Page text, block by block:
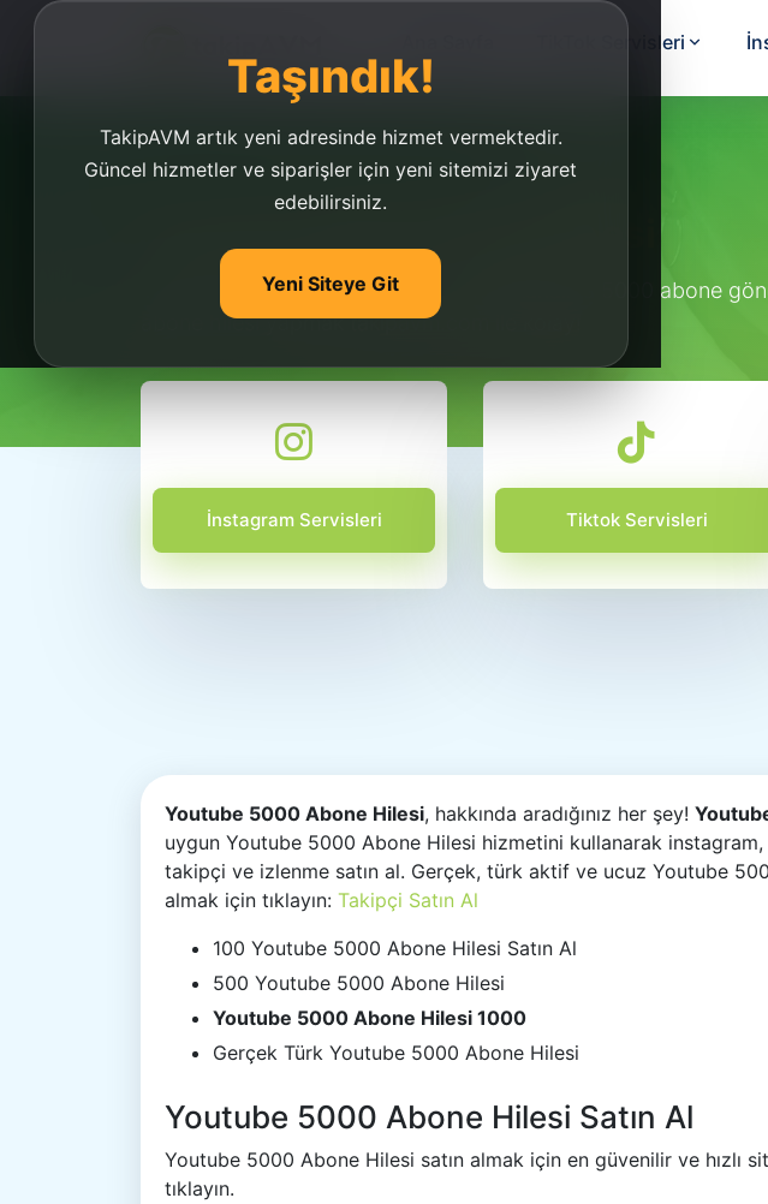
Taşındık!
TakipAVM artık yeni adresinde hizmet vermektedir.
Güncel hizmetler ve siparişler için yeni sitemizi ziyaret
edebilirsiniz.
Yeni Siteye Git
TikTok Servisleri
Youtube 5000 abone hilesi ile hemen kanalına 5000 abone
abone hilesi yapmak takipavm.com ile kolay!
İnstagram Servisleri Tiktok Servisleri
Youtube 5000 Abone Hilesi, hakkında aradığınız her şey!
uygun Youtube 5000 Abone Hilesi hizmetini kullanarak
takipçi ve izlenme satın al. Gerçek, türk aktif ve ucuz Youtube
almak için tıklayın: Takipçi Satın Al
100 Youtube 5000 Abone Hilesi Satın Al
500 Youtube 5000 Abone Hilesi
Youtube 5000 Abone Hilesi 1000
Gerçek Türk Youtube 5000 Abone Hilesi
Youtube 5000 Abone Hilesi Satın Al
Youtube 5000 Abone Hilesi satın almak için en güvenilir ve
tıklayın.